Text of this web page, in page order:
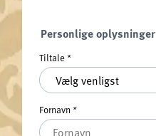
Personlige oplysninger
Tiltale*
Fornavn *